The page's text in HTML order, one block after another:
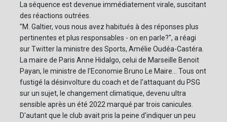
La séquence est devenue immédiatement virale, suscitant
des réactions outrées.
"M. Galtier, vous nous avez habitués à des réponses plus
pertinentes et plus responsables - on en parle?", a réagi
sur Twitter la ministre des Sports, Amélie Oudéa-Castéra.
La maire de Paris Anne Hidalgo, celui de Marseille Benoit
Payan, le ministre de l'Economie Bruno Le Maire... Tous ont
fustigé la désinvolture du coach et de l'attaquant du PSG
sur un sujet, le changement climatique, devenu ultra
sensible après un été 2022 marqué par trois canicules.
D'autant que le club avait pris la peine d'indiquer un peu